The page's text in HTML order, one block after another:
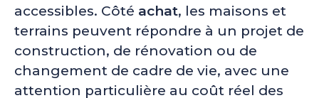
accessibles. Côté achat, les maisons et
terrains peuvent répondre à un projet de
construction, de rénovation ou de
changement de cadre de vie, avec une
attention particulière au coût réel des